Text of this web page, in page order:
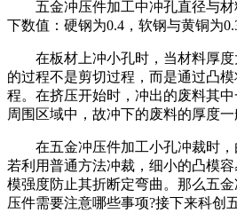
五金冲压件加工中冲孔直径与材
下数值：硬钢为0.4，软钢与黄铜为
在板材上冲小孔时，当材料厚度
的过程不是剪切过程，而是通过凸
程。在挤压开始时，冲出的废料其
周围区域中，故冲下的废料的厚度一
在五金冲压件加工小孔冲裁时，
若利用普通方法冲裁，细小的凸模
模强度防止其折断定弯曲。那么五
压件需要注意哪些事项?接下来科创